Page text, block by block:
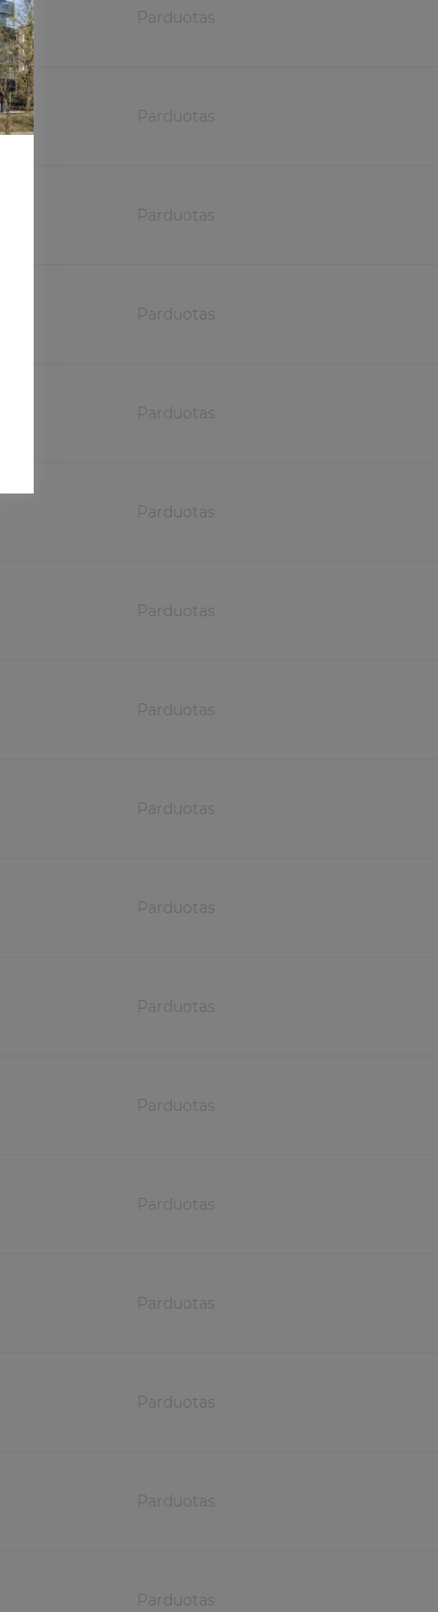
Parduotas
Parduotas
Parduotas
Parduotas
Parduotas
Parduotas
Parduotas
Parduotas
Parduotas
Parduotas
Parduotas
Parduotas
Parduotas
Parduotas
Parduotas
Parduotas
Parduotas